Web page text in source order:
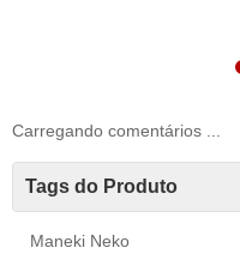
Carregando comentários ...
Tags do Produto
Maneki Neko